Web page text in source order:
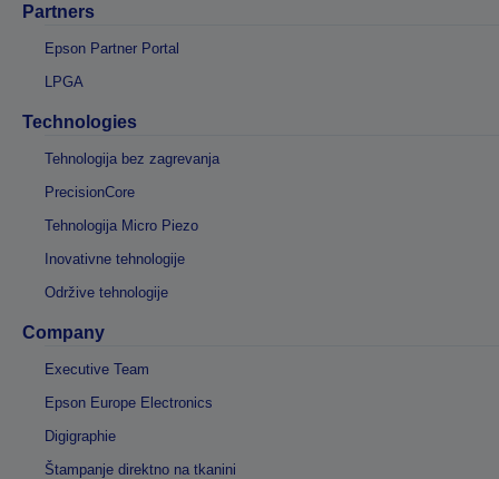
Partners
Epson Partner Portal
LPGA
Technologies
Tehnologija bez zagrevanja
PrecisionCore
Tehnologija Micro Piezo
Inovativne tehnologije
Održive tehnologije
Company
Executive Team
Epson Europe Electronics
Digigraphie
Štampanje direktno na tkanini